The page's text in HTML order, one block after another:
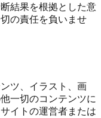
結果を根拠とした意
の責任を負いませ
ツ、イラスト、画
一切のコンテンツに
イトの運営者または